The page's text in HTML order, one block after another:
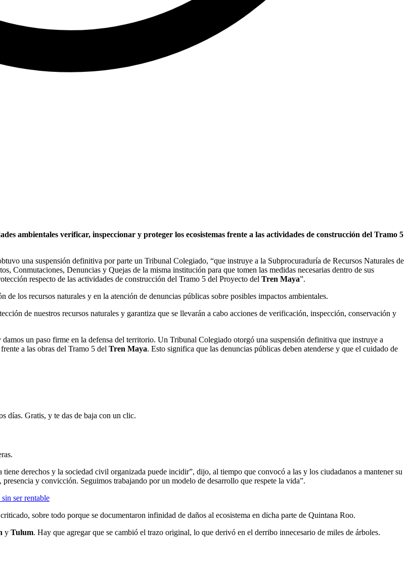
ambientales verificar, inspeccionar y proteger los ecosistemas frente a las actividades de construcción del Tramo 5
una suspensión definitiva por parte un Tribunal Colegiado, “que instruye a la Subprocuraduría de Recursos Naturales de
Conmutaciones, Denuncias y Quejas de la misma institución para que tomen las medidas necesarias dentro de sus
respecto de las actividades de construcción del Tramo 5 del Proyecto del Tren Maya”.
los recursos naturales y en la atención de denuncias públicas sobre posibles impactos ambientales.
de nuestros recursos naturales y garantiza que se llevarán a cabo acciones de verificación, inspección, conservación y
un paso firme en la defensa del territorio. Un Tribunal Colegiado otorgó una suspensión definitiva que instruye a
a las obras del Tramo 5 del Tren Maya. Esto significa que las denuncias públicas deben atenderse y que el cuidado de
días. Gratis, y te das de baja con un clic.
derechos y la sociedad civil organizada puede incidir”, dijo, al tiempo que convocó a las y los ciudadanos a mantener su
y convicción. Seguimos trabajando por un modelo de desarrollo que respete la vida”.
ser rentable
sobre todo porque se documentaron infinidad de daños al ecosistema en dicha parte de Quintana Roo.
y Tulum. Hay que agregar que se cambió el trazo original, lo que derivó en el derribo innecesario de miles de árboles.